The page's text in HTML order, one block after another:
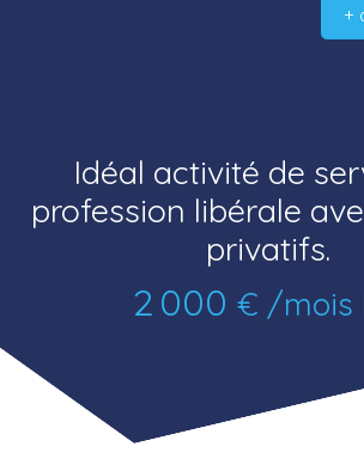
+
Idéal activité de
profession libérale
privatifs.
2 000 € /mois